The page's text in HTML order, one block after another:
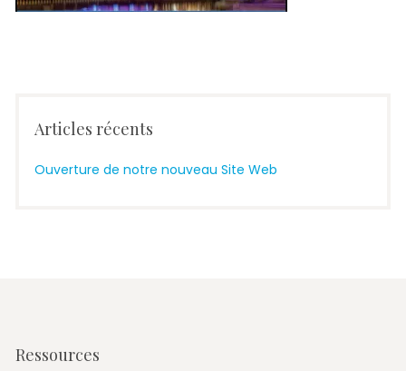
Articles récents
Ouverture de notre nouveau Site Web
Ressources